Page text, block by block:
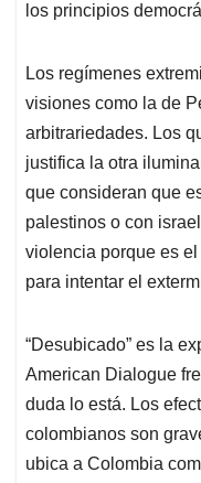
los principios
Los regímenes
visiones como la de
arbitrariedades. Los
justifica la otra
que consideran que
palestinos o con
violencia porque es
para intentar el
“Desubicado” es la
American Dialogue
duda lo está. Los
colombianos son
ubica a Colombia